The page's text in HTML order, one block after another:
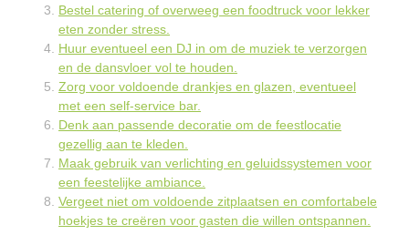
Bestel catering of overweeg een foodtruck voor lekker
eten zonder stress.
Huur eventueel een DJ in om de muziek te verzorgen
en de dansvloer vol te houden.
Zorg voor voldoende drankjes en glazen, eventueel
met een self-service bar.
Denk aan passende decoratie om de feestlocatie
gezellig aan te kleden.
Maak gebruik van verlichting en geluidssystemen voor
een feestelijke ambiance.
Vergeet niet om voldoende zitplaatsen en comfortabele
hoekjes te creëren voor gasten die willen ontspannen.